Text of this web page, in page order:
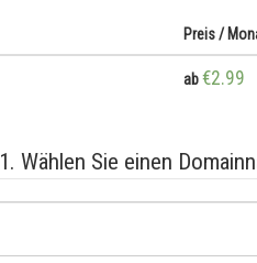
Preis /
ab€2.99
1. Wählen Sie einen